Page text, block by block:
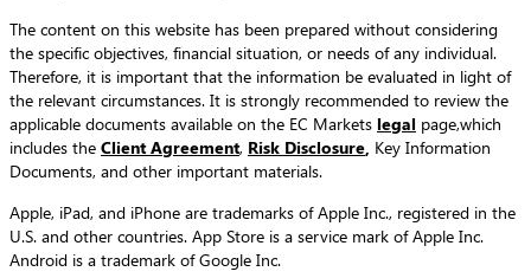
The content on this website has been prepared without considering
the specific objectives, financial situation, or needs of any individual.
Therefore, it is important that the information be evaluated in light of
the relevant circumstances. It is strongly recommended to review the
applicable documents available on the EC Markets legal page,which
includes the Client Agreement, Risk Disclosure Key Information
Documents, and other important materials.
Apple, iPad, and iPhone are trademarks of Apple Inc., registered in the
U.S. and other countries. App Store is a service mark of Apple Inc.
Android is a trademark of Google Inc.